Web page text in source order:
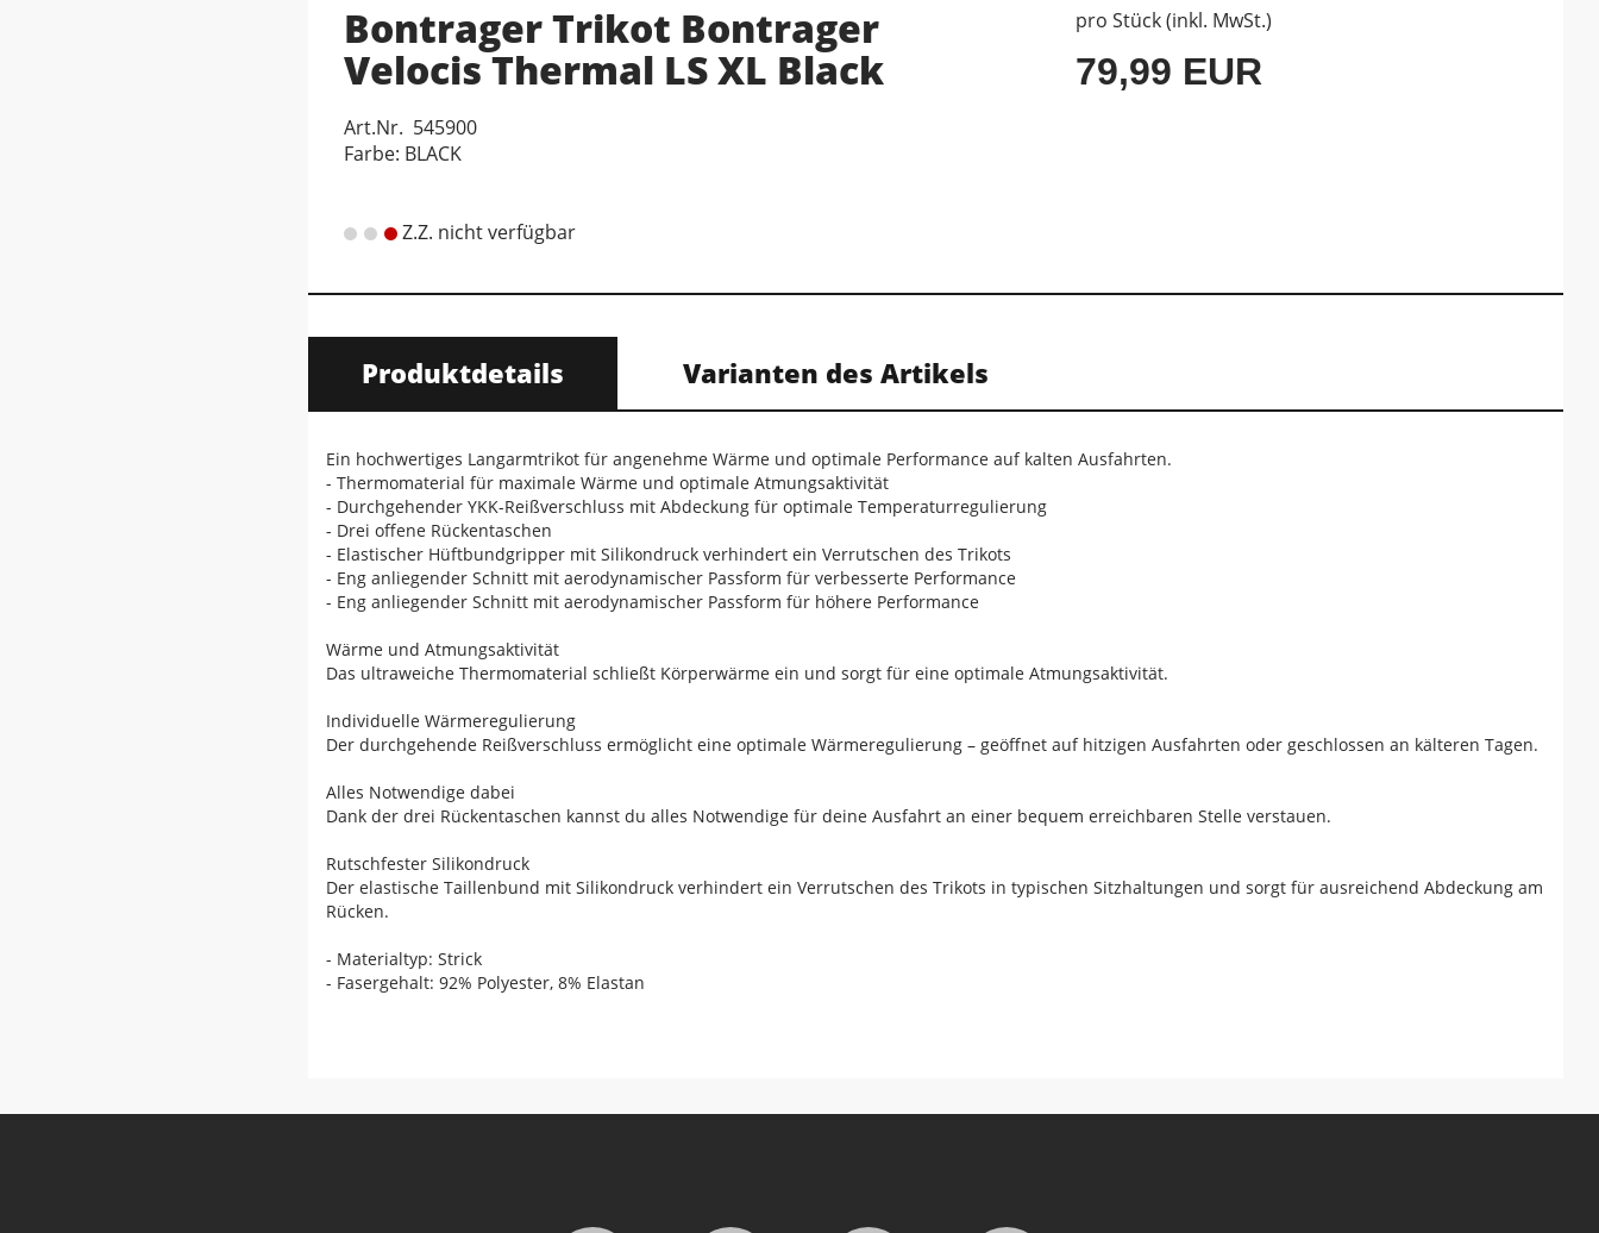
Bontrager Trikot Bontrager
Velocis Thermal LS XL Black
Art.Nr. 545900
Farbe: BLACK
Z.Z. nicht verfügbar
pro Stück (inkl. MwSt.)
79,99 EUR
Produktdetails Varianten des Artikels
Ein hochwertiges Langarmtrikot für angenehme Wärme und optimale Performance auf kalten Ausfahrten.
- Thermomaterial für maximale Wärme und optimale Atmungsaktivität
- Durchgehender YKK-Reißverschluss mit Abdeckung für optimale Temperaturregulierung
- Drei offene Rückentaschen
- Elastischer Hüftbundgripper mit Silikondruck verhindert ein Verrutschen des Trikots
- Eng anliegender Schnitt mit aerodynamischer Passform für verbesserte Performance
- Eng anliegender Schnitt mit aerodynamischer Passform für höhere Performance
Wärme und Atmungsaktivität
Das ultraweiche Thermomaterial schließt Körperwärme ein und sorgt für eine optimale Atmungsaktivität.
Individuelle Wärmeregulierung
Der durchgehende Reißverschluss ermöglicht eine optimale Wärmeregulierung – geöffnet auf hitzigen Ausfahrten oder geschlossen an kälteren Tagen.
Alles Notwendige dabei
Dank der drei Rückentaschen kannst du alles Notwendige für deine Ausfahrt an einer bequem erreichbaren Stelle verstauen.
Rutschfester Silikondruck
Der elastische Taillenbund mit Silikondruck verhindert ein Verrutschen des Trikots in typischen Sitzhaltungen und sorgt für ausreichend Abdeckung am
Rücken.
- Materialtyp: Strick
- Fasergehalt: 92% Polyester, 8% Elastan